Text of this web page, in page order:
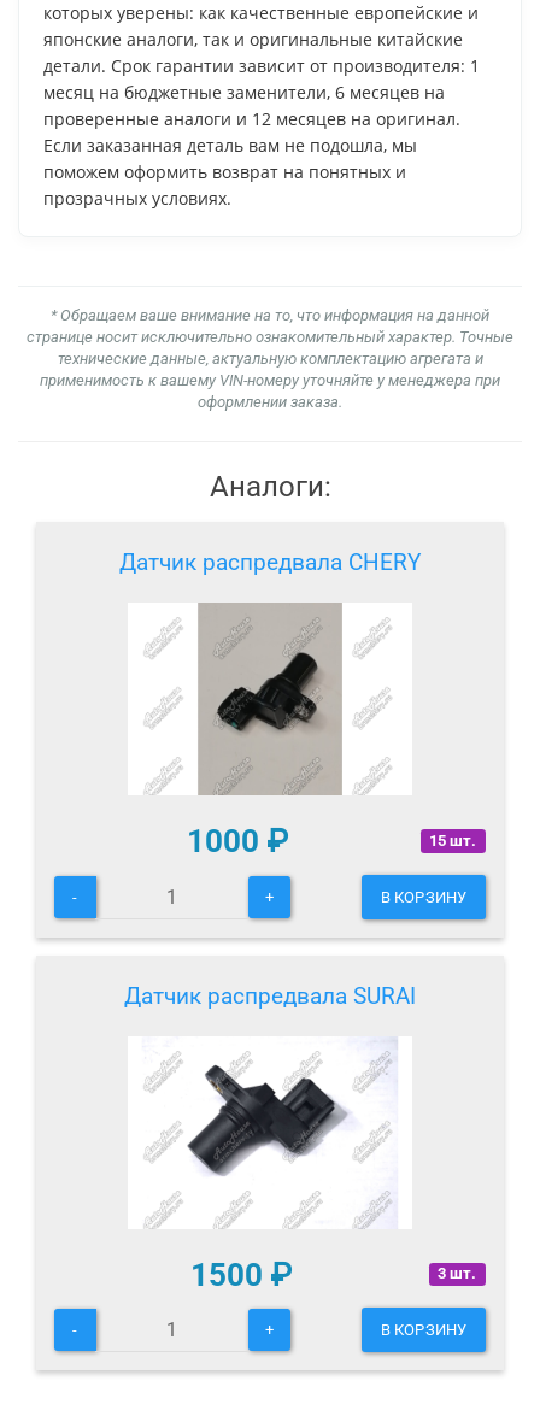
которых уверены: как качественные европейские и
японские аналоги, так и оригинальные китайские
детали. Срок гарантии зависит от производителя: 1
месяц на бюджетные заменители, 6 месяцев на
проверенные аналоги и 12 месяцев на оригинал.
Если заказанная деталь вам не подошла, мы
поможем оформить возврат на понятных и
прозрачных условиях.
* Обращаем ваше внимание на то, что информация на данной
странице носит исключительно ознакомительный характер. Точные
технические данные, актуальную комплектацию агрегата и
применимость к вашему VIN-номеру уточняйте у менеджера при
оформлении заказа.
Аналоги:
Датчик распредвала CHERY
15 шт.
1000 ₽
- + В КОРЗИНУ
Датчик распредвала SURAI
3 шт.
1500 ₽
- + В КОРЗИНУ